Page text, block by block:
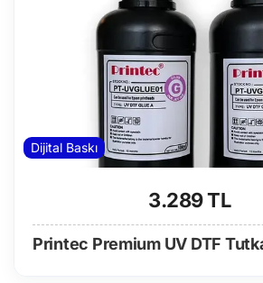
Dijital Baskı
3.289 TL
Printec Premium UV DTF